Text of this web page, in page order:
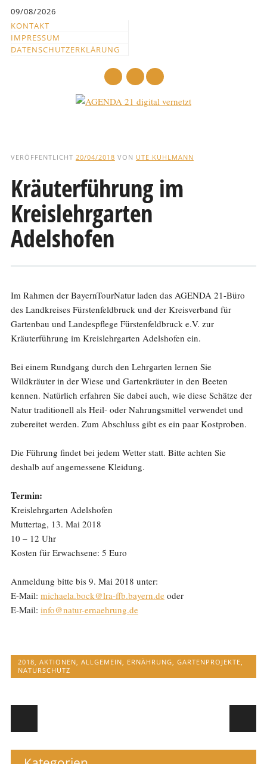
springen
09/08/2026
KONTAKT
IMPRESSUM
DATENSCHUTZERKLÄRUNG
und
Text
VERÖFFENTLICHT 20/04/2018 VON UTE KUHLMANN
Kräuterführung im
Kreislehrgarten
Adelshofen
Im Rahmen der BayernTourNatur laden das AGENDA 21-Büro
des Landkreises Fürstenfeldbruck und der Kreisverband für
Gartenbau und Landespflege Fürstenfeldbruck e.V. zur
Kräuterführung im Kreislehrgarten Adelshofen ein.
Bei einem Rundgang durch den Lehrgarten lernen Sie
Wildkräuter in der Wiese und Gartenkräuter in den Beeten
kennen. Natürlich erfahren Sie dabei auch, wie diese Schätze der
Natur traditionell als Heil- oder Nahrungsmittel verwendet und
zubereitet werden. Zum Abschluss gibt es ein paar Kostproben.
Die Führung findet bei jedem Wetter statt. Bitte achten Sie
deshalb auf angemessene Kleidung.
Termin:
Kreislehrgarten Adelshofen
Muttertag, 13. Mai 2018
10 – 12 Uhr
Kosten für Erwachsene: 5 Euro
Anmeldung bitte bis 9. Mai 2018 unter:
E-Mail: michaela.bock@lra-ffb.bayern.deoder
E-Mail: info@natur-ernaehrung.de
2018, AKTIONEN, ALLGEMEIN, ERNÄHRUNG, GARTENPROJEKTE,
NATURSCHUTZ
Post navigation